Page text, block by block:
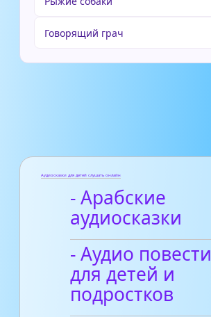
Говорящий грач
Аудиосказки для детей слушать онлайн
- Арабские
аудиосказки
- Аудио повести
для детей и
подростков